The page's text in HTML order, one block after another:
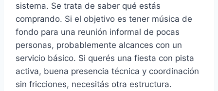
sistema. Se trata de saber qué estás
comprando. Si el objetivo es tener música de
fondo para una reunión informal de pocas
personas, probablemente alcances con un
servicio básico. Si querés una fiesta con pista
activa, buena presencia técnica y coordinación
sin fricciones, necesitás otra estructura.